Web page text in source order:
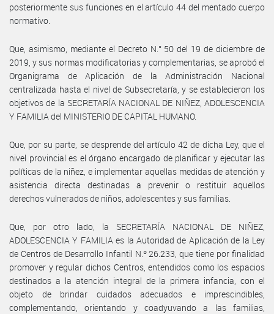
posteriormente sus funciones en el artículo 44 del mentado cuerpo
normativo.
Que, asimismo, mediante el Decreto N.° 50 del 19 de diciembre de
2019, y sus normas modificatorias y complementarias, se aprobó el
Organigrama de Aplicación de la Administración Nacional
centralizada hasta el nivel de Subsecretaría, y se establecieron los
objetivos de la SECRETARÍA NACIONAL DE NIÑEZ, ADOLESCENCIA
Y FAMILIA del MINISTERIO DE CAPITAL HUMANO.
Que, por su parte, se desprende del artículo 42 de dicha Ley, que el
nivel provincial es el órgano encargado de planificar y ejecutar las
políticas de la niñez, e implementar aquellas medidas de atención y
asistencia directa destinadas a prevenir o restituir aquellos
derechos vulnerados de niños, adolescentes y sus familias.
Que, por otro lado, la SECRETARÍA NACIONAL DE NIÑEZ,
ADOLESCENCIA Y FAMILIA es la Autoridad de Aplicación de la Ley
de Centros de Desarrollo Infantil N.º 26.233, que tiene por finalidad
promover y regular dichos Centros, entendidos como los espacios
destinados a la atención integral de la primera infancia, con el
objeto de brindar cuidados adecuados e imprescindibles,
complementando, orientando y coadyuvando a las familias,